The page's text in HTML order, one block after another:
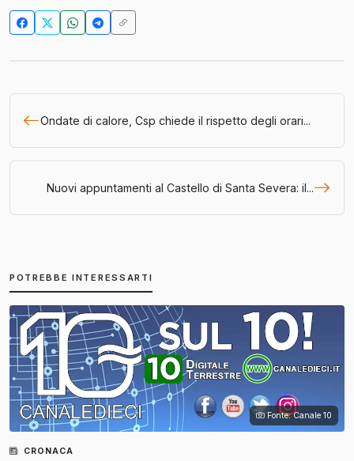
Ondate di calore, Csp chiede il rispetto degli orari...
Nuovi appuntamenti al Castello di Santa Severa: il...
POTREBBE INTERESSARTI
Fonte: Canale 10
CRONACA